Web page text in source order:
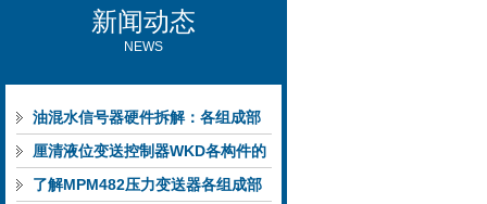
新闻动态
NEWS
油混水信号器硬件拆解：各组成部
件的功能特点与性能指标
厘清液位变送控制器WKD各构件的
功能特性稳定完成液位监测
了解MPM482压力变送器各组成部